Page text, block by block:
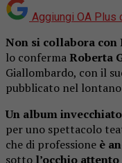
Aggiungi OA Plus
Non si collabora con
lo conferma Roberta
Giallombardo, con il
pubblicato nel lontano
Un album
per uno spettacolo
che di professione è
sotto l’occhio